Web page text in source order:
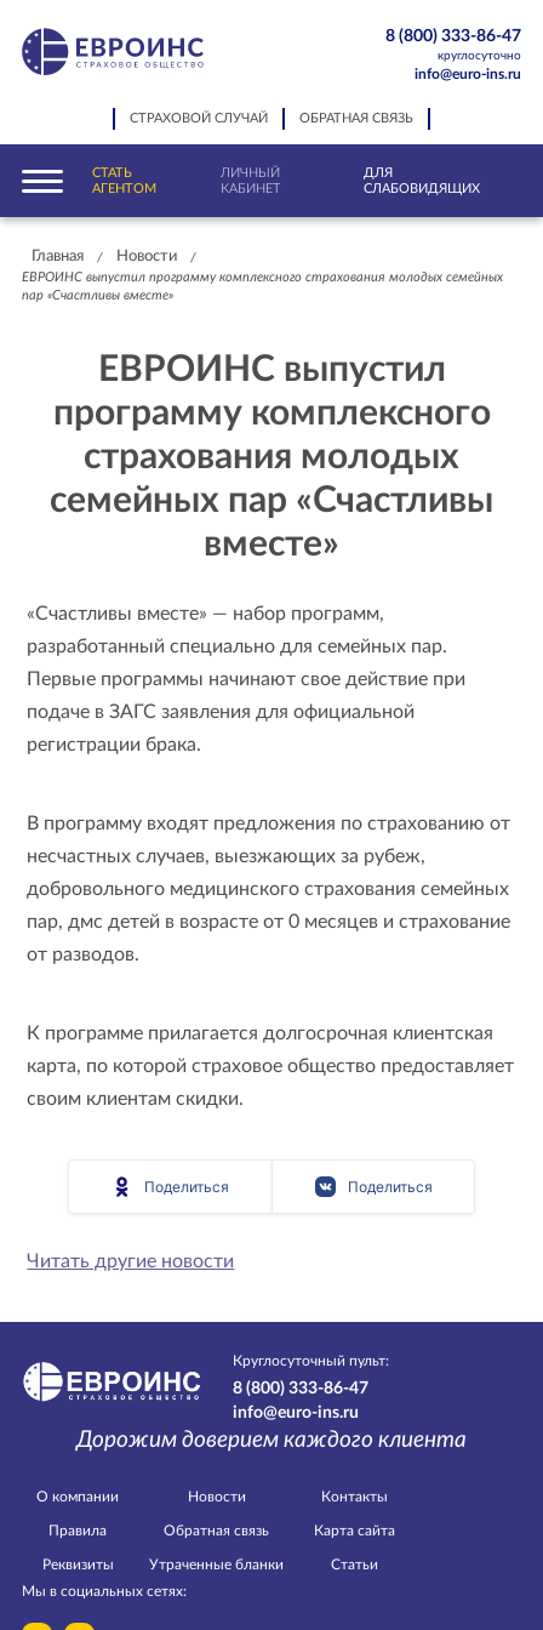
СТРАХОВОЙ СЛУЧАЙ ОБРАТНАЯ СВЯЗЬ
8 (800) 333-86-47
круглосуточно
info@euro-ins.ru
СТАТЬ
АГЕНТОМ
ЛИЧНЫЙ
КАБИНЕТ
ДЛЯ
СЛАБОВИДЯЩИХ
Главная / Новости
/
ЕВРОИНС выпустил программу комплексного страхования молодых семейных
пар «Счастливы вместе»
ЕВРОИНС выпустил
программу комплексного
страхования молодых
семейных пар «Счастливы
вместе»
«Счастливы вместе» — набор программ,
разработанный специально для семейных пар.
Первые программы начинают свое действие при
подаче в ЗАГС заявления для официальной
регистрации брака.
В программу входят предложения по страхованию от
несчастных случаев, выезжающих за рубеж,
добровольного медицинского страхования семейных
пар, дмс детей в возрасте от 0 месяцев и страхование
от разводов.
К программе прилагается долгосрочная клиентская
карта, по которой страховое общество предоставляет
своим клиентам скидки.
Поделиться Поделиться
Читать другие новости
Круглосуточный пульт:
8 (800) 333-86-47
info@euro-ins.ru
Дорожим доверием каждого клиента
О компании
Правила
Реквизиты
Новости
Обратная связь
Утраченные бланки
Контакты
Карта сайта
Статьи
Мы в социальных сетях: